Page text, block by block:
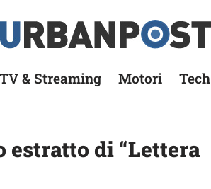
TV & Streaming Motori Tech
di “Lettera